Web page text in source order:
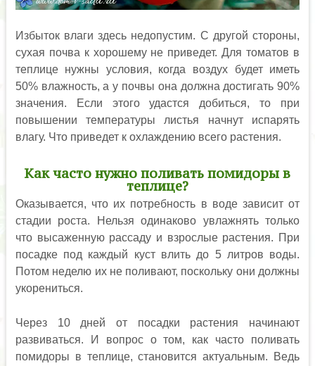
Избыток влаги здесь недопустим. С другой стороны,
сухая почва к хорошему не приведет. Для томатов в
теплице нужны условия, когда воздух будет иметь
50% влажность, а у почвы она должна достигать 90%
значения. Если этого удастся добиться, то при
повышении температуры листья начнут испарять
влагу. Что приведет к охлаждению всего растения.
Как часто нужно поливать помидоры в
теплице?
Оказывается, что их потребность в воде зависит от
стадии роста. Нельзя одинаково увлажнять только
что высаженную рассаду и взрослые растения. При
посадке под каждый куст влить до 5 литров воды.
Потом неделю их не поливают, поскольку они должны
укорениться.
Через 10 дней от посадки растения начинают
развиваться. И вопрос о том, как часто поливать
помидоры в теплице, становится актуальным. Ведь